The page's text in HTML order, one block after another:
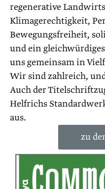
regenerative
Klimagerechtigkeit,
Bewegungsfreiheit,
und ein
uns gemeinsam in
Wir sind zahlreich,
Auch der
Helfrichs
aus.
zu